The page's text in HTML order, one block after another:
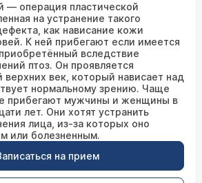
— операция пластической
на устранение такого
как нависание кожи
К ней прибегают если имеется
вследствие
птоз. Он проявляется
верхних век, который нависает над
нормальному зрению. Чаще
прибегают мужчины и женщины в
лет. Они хотят устранить
лица, из-за которых оно
или болезненным.
на прием